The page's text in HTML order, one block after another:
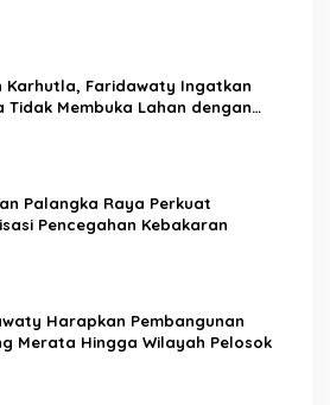
Karhutla, Faridawaty Ingatkan
Tidak Membuka Lahan dengan
Palangka Raya Perkuat
Pencegahan Kebakaran
Harapkan Pembangunan
Merata Hingga Wilayah Pelosok